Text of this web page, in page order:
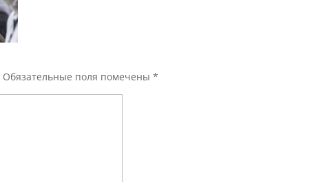
Обязательные поля помечены*